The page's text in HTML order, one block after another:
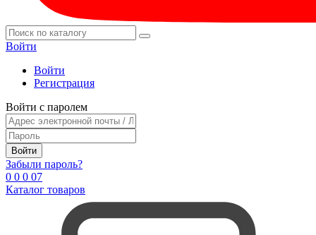
Войти
Войти
Регистрация
Войти с паролем
Войти
Забыли пароль?
0 0 0 07
Каталог товаров